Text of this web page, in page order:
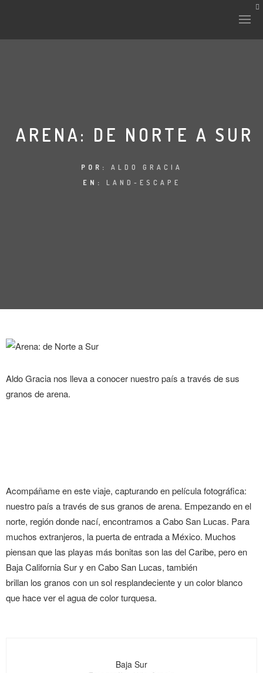
INTERVENCIONES
EVENTOS
CONSEJO HONORÍFICO
ARENA: DE NORTE A SUR
POR: ALDO GRACIA
EN: LAND-ESCAPE
Aldo Gracia nos lleva a conocer nuestro país a través de sus
granos de arena.
Acompáñame en este viaje, capturando en película fotográfica:
nuestro país a través de sus granos de arena. Empezando en el
norte, región donde nací, encontramos a Cabo San Lucas. Para
muchos extranjeros, la puerta de entrada a México. Muchos
piensan que las playas más bonitas son las del Caribe, pero en
Baja California Sur y en Cabo San Lucas, también
brillan los granos con un sol resplandeciente y un color blanco
que hace ver el agua de color turquesa.
Baja Sur